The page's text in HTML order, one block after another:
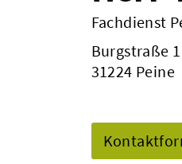
Fachdienst
Burgstraße 1
31224 Peine